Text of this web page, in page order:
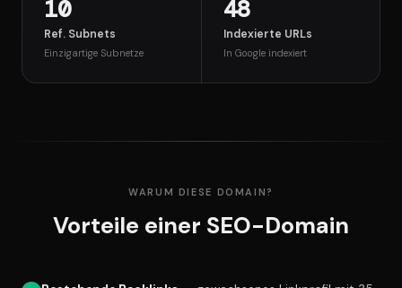
10
Ref. Subnets
Einzigartige Subnetze
48
Indexierte URLs
In Google indexiert
WARUM DIESE DOMAIN?
Vorteile einer SEO-Domain